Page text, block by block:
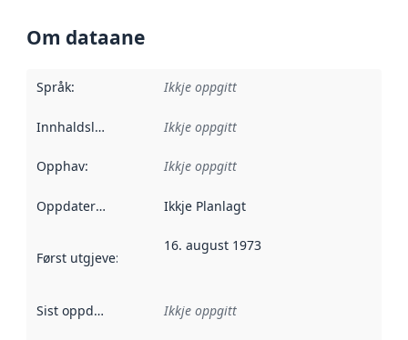
Om dataane
Språk: Ikkje oppgitt
Innhaldsleverandørar :
Ikkje oppgitt
Opphav: Ikkje oppgitt
Oppdateringsfrekvens :
Ikkje Planlagt
Først utgjeve: Denne datoen seier når dataa i dette
16. august 1973
Sist oppdatert Ikkje oppgitt